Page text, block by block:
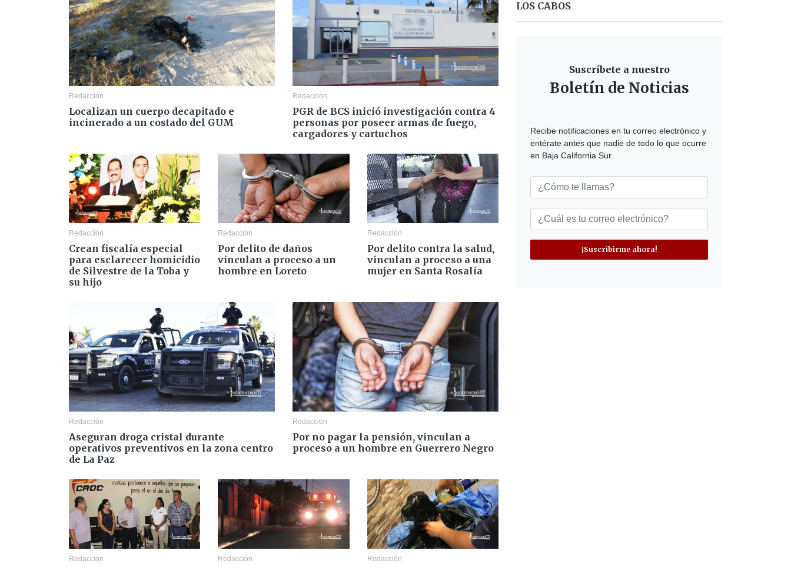
Redacción
Localizan un cuerpo decapitado e
incinerado a un costado del GUM
Redacción
PGR de BCS inició investigación contra 4
personas por poseer armas de fuego,
cargadores y cartuchos
Redacción
Crean fiscalía especial
para esclarecer homicidio
de Silvestre de la Toba y
su hijo
Redacción
Por delito de daños
vinculan a proceso a un
hombre en Loreto
Redacción
Por delito contra la salud,
vinculan a proceso a una
mujer en Santa Rosalía
Redacción
Aseguran droga cristal durante
operativos preventivos en la zona centro
de La Paz
Redacción
Por no pagar la pensión, vinculan a
proceso a un hombre en Guerrero Negro
Redacción Redacción Redacción
LOS CABOS
Suscríbete a nuestro
Boletín de Noticias
Recibe notificaciones en tu correo electrónico y
entérate antes que nadie de todo lo que ocurre
en Baja California Sur.
¡Suscribirme ahora!